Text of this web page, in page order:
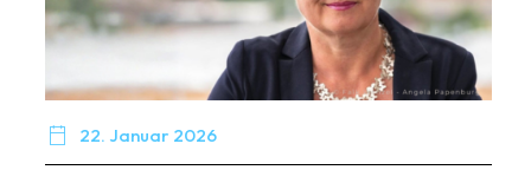
 22. Januar 2026